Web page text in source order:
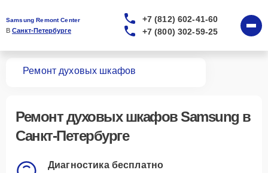
Samsung Remont Center
В Санкт-Петербурге
+7 (812) 602-41-60
+7 (800) 302-59-25
Ремонт духовых шкафов
Ремонтдуховых шкафов Samsung в
Санкт-Петербурге
Диагностика бесплатно